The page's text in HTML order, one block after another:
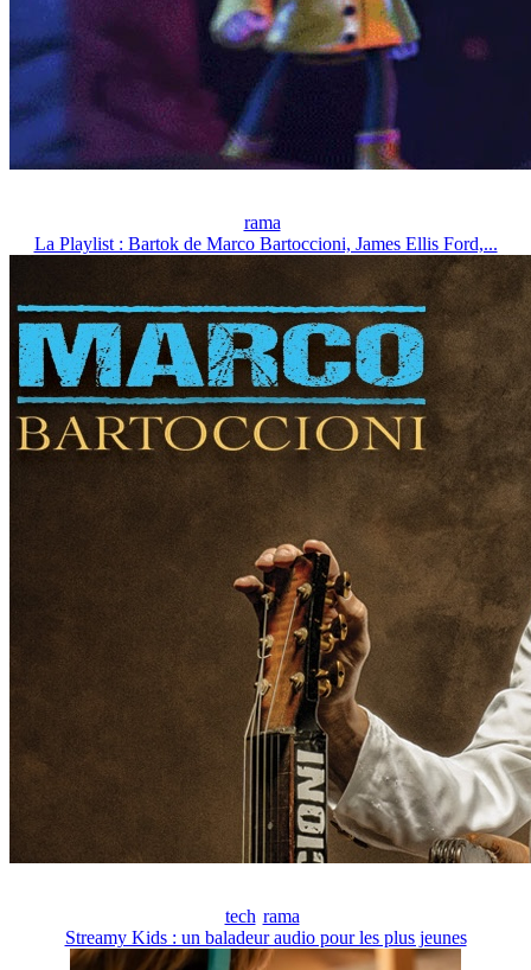
rama
La Playlist : Bartok de Marco Bartoccioni, James Ellis Ford,...
tech rama
Streamy Kids : un baladeur audio pour les plus jeunes